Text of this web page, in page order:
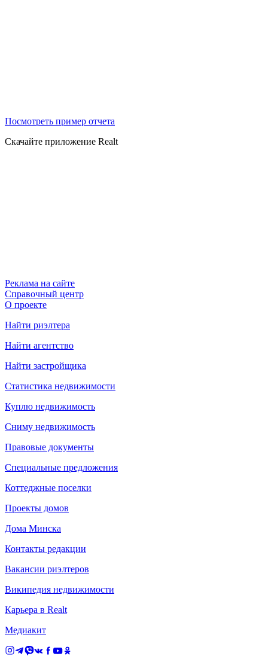
Посмотреть пример отчета
Скачайте приложение Realt
Реклама на сайте
Справочный центр
О проекте
Найти риэлтера
Найти агентство
Найти застройщика
Статистика недвижимости
Куплю недвижимость
Сниму недвижимость
Правовые документы
Специальные предложения
Коттеджные поселки
Проекты домов
Дома Минска
Контакты редакции
Вакансии риэлтеров
Википедия недвижимости
Карьера в Realt
Медиакит